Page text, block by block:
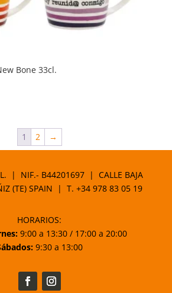
Bone 33cl.
1 2 →
| NIF.- B44201697 | CALLE BAJA
(TE) SPAIN | T.+34 978 83 05 19
HORARIOS:
9:00 a 13:30 / 17:00 a 20:00
9:30 a 13:00